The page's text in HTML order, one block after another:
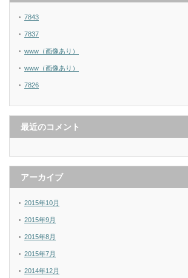
7843
7837
www（画像あり）
www（画像あり）
7826
最近のコメント
アーカイブ
2015年10月
2015年9月
2015年8月
2015年7月
2014年12月